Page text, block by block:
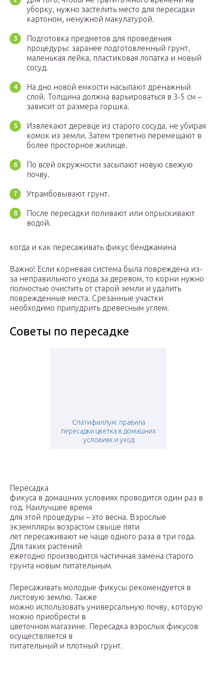
уборку, нужно застелить место для пересадки
картоном, ненужной макулатурой.
Подготовка предметов для проведения
процедуры: заранее подготовленный грунт,
маленькая лейка, пластиковая лопатка и новый
сосуд.
На дно новой емкости насыпают дренажный
слой. Толщина должна варьироваться в 3-5 см –
зависит от размера горшка.
Извлекают деревце из старого сосуда, не убирая
комок из земли. Затем трепетно перемещают в
более просторное жилище.
По всей окружности засыпают новую свежую
почву.
Утрамбовывают грунт.
После пересадки поливают или опрыскивают
водой.
когда и как пересаживать фикус бенджамина
Важно! Если корневая система была повреждена из-
за неправильного ухода за деревом, то корни нужно
полностью очистить от старой земли и удалить
поврежденные места. Срезанные участки
необходимо припудрить древесным углем.
Советы по пересадке
Спатифиллум: правила
пересадки цветка в домашних
условиях и уход
Пересадка
фикуса в домашних условиях проводится один раз в
год. Наилучшее время
для этой процедуры – это весна. Взрослые
экземпляры возрастом свыше пяти
лет пересаживают не чаще одного раза в три года.
Для таких растений
ежегодно производится частичная замена старого
грунта новым питательным.
Пересаживать молодые фикусы рекомендуется в
листовую землю. Также
можно использовать универсальную почву, которую
можно приобрести в
цветочном магазине. Пересадка взрослых фикусов
осуществляется в
питательный и плотный грунт.